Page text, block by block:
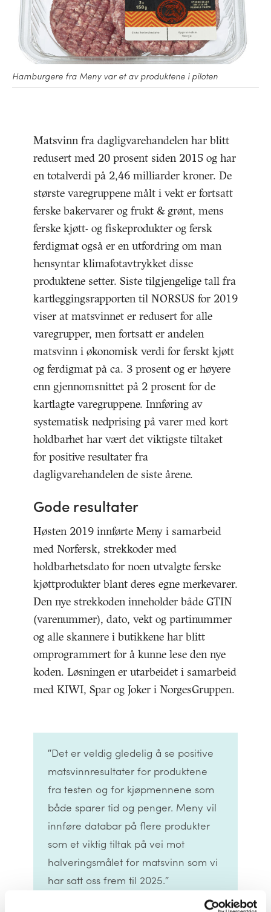
Hamburgere fra Meny var et av produktene i piloten
Matsvinn fra dagligvarehandelen har blitt
redusert med 20 prosent siden 2015 og har
en totalverdi på 2,46 milliarder kroner. De
største varegruppene målt i vekt er fortsatt
ferske bakervarer og frukt & grønt, mens
ferske kjøtt- og fiskeprodukter og fersk
ferdigmat også er en utfordring om man
hensyntar klimafotavtrykket disse
produktene setter. Siste tilgjengelige tall fra
kartleggingsrapporten til NORSUS for 2019
viser at matsvinnet er redusert for alle
varegrupper, men fortsatt er andelen
matsvinn i økonomisk verdi for ferskt kjøtt
og ferdigmat på ca. 3 prosent og er høyere
enn gjennomsnittet på 2 prosent for de
kartlagte varegruppene. Innføring av
systematisk nedprising på varer med kort
holdbarhet har vært det viktigste tiltaket
for positive resultater fra
dagligvarehandelen de siste årene.
Gode resultater
Høsten 2019 innførte Meny i samarbeid
med Norfersk, strekkoder med
holdbarhetsdato for noen utvalgte ferske
kjøttprodukter blant deres egne merkevarer.
Den nye strekkoden inneholder både GTIN
(varenummer), dato, vekt og partinummer
og alle skannere i butikkene har blitt
omprogrammert for å kunne lese den nye
koden. Løsningen er utarbeidet i samarbeid
med KIWI, Spar og Joker i NorgesGruppen.
″Det er veldig gledelig å se positive
matsvinnresultater for produktene
fra testen og for kjøpmennene som
både sparer tid og penger. Meny vil
innføre databar på flere produkter
som et viktig tiltak på vei mot
halveringsmålet for matsvinn som vi
har satt oss frem til 2025.″
Unni Skjønhaug, Leder driftstøtte Meny